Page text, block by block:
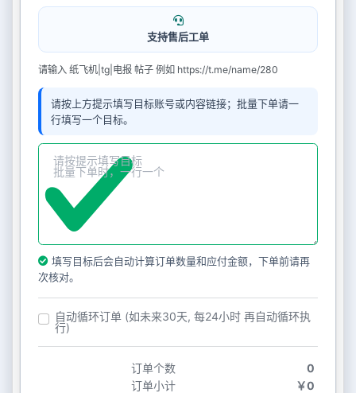
支持售后工单
请输入 纸飞机|tg|电报 帖子 例如 https://t.me/name/280
请按上方提示填写目标账号或内容链接；批量下单请一
行填写一个目标。
填写目标后会自动计算订单数量和应付金额，下单前请再
次核对。
自动循环订单 (如未来30天, 每24小时 再自动循环执
行)
订单个数
0
订单小计
￥0